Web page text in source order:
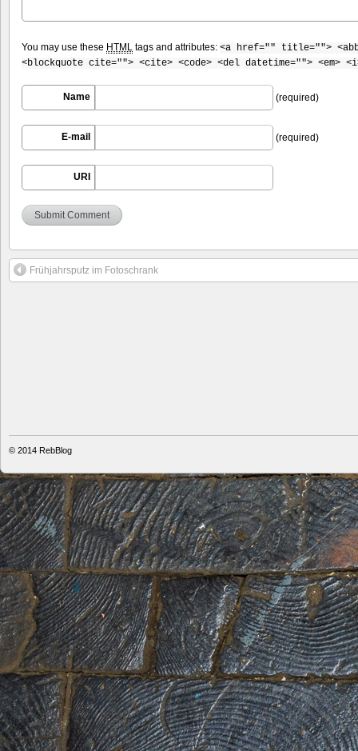
You may use these HTML tags and attributes: <a href="" title="">
<blockquote cite=""> <cite> <code> <del datetime=""> <em>
Name (required)
E-mail (required)
URI
Frühjahrsputz im Fotoschrank
© 2014 RebBlog